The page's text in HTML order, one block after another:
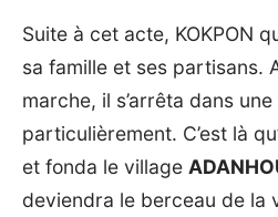
Suite à cet acte, KOKPON
sa famille et ses partisans.
marche, il s’arrêta dans
particulièrement. C’est là
et fonda le village
deviendra le berceau de la